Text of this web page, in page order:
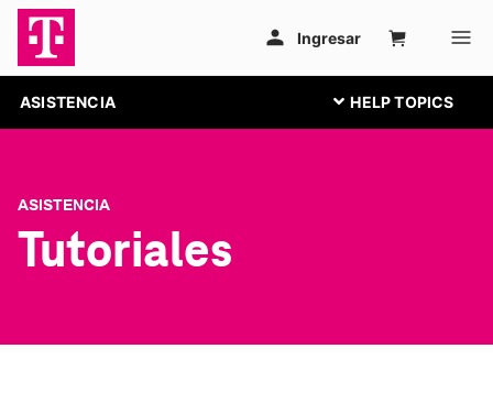
ASISTENCIA
ASISTENCIA
Tutoriales